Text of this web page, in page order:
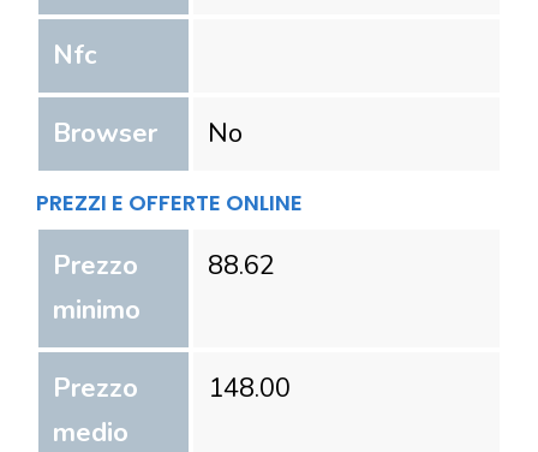
Nfc
Browser No
PREZZI E OFFERTE ONLINE
Prezzo
minimo
88.62
Prezzo
medio
148.00